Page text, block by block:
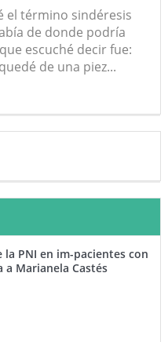
Artificial
ultraprocesados?
y Naturales
vegetarianas y el riesgo
el término sindéresis
de donde podría
escuché decir fue:
de una piez...
PNI en im-pacientes con
a Marianela Castés